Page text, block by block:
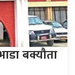
बक्यौता